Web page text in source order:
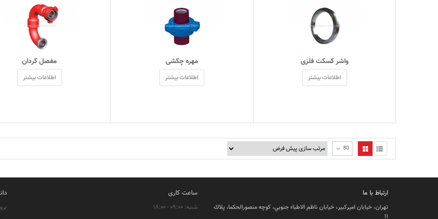
واشر گسکت فلزی
اطلاعات بیشتر
مهره چکشی
اطلاعات بیشتر
مفصل گردان
اطلاعات بیشتر
80
ارتباط با ما
تهران، خيابان اميركبير، خيابان ناظم الاطباء جنوبي، كوچه منصورالحكما، پلاك
١١
ساعت کاری
شنبه: ۰۹:۰۰ - ۱۸:۰۰